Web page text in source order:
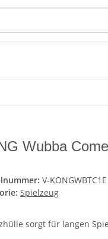
Wubba
V-KONGWBTC1E
Spielzeug
sorgt für langen